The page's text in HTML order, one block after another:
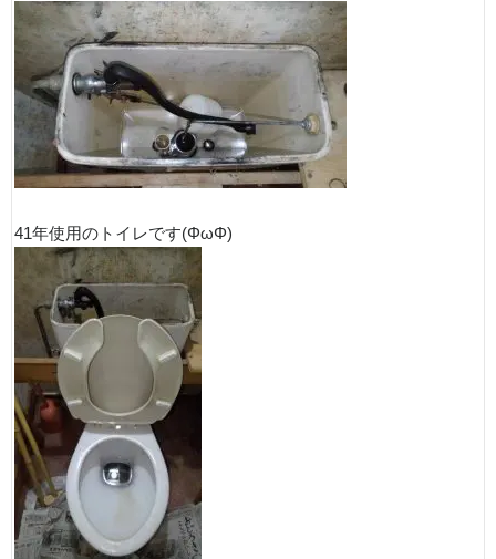
41年使用のトイレです(ΦωΦ)